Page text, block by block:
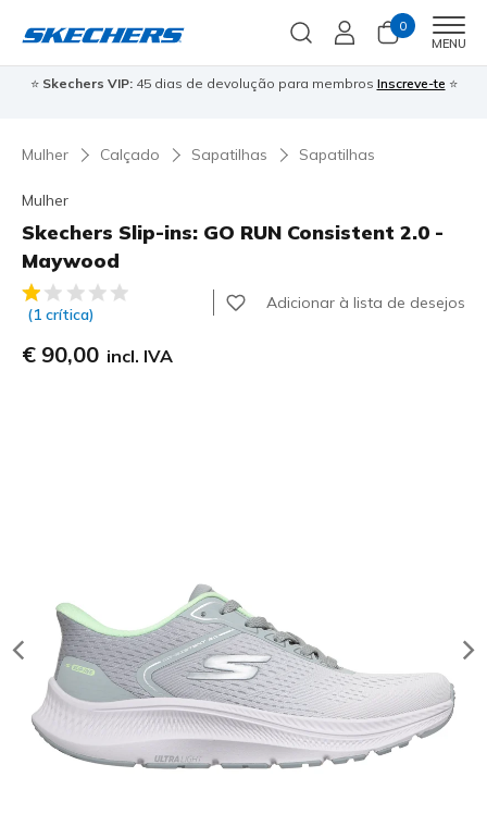
0
MENU
⭐ Skechers VIP:45 dias de devolução para membros Inscreve-te ⭐
Mulher Calçado Sapatilhas Sapatilhas
Mulher
Skechers Slip-ins: GO RUN Consistent 2.0 -
Maywood
4$4 de 5 – Classificação do cliente
(1 crítica)
Adicionar à lista de desejos
€ 90,00 incl. IVA